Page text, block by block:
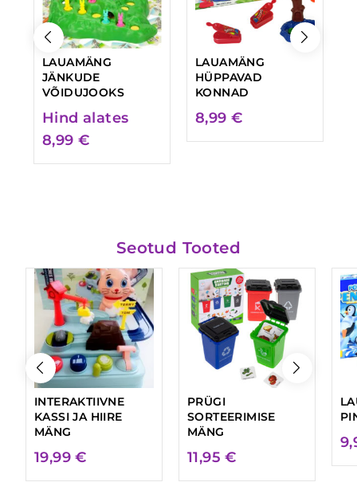
LAUAMÄNG
JÄNKUDE
VÕIDUJOOKS
Hind alates
8,99 €
LAUAMÄNG
HÜPPAVAD
KONNAD
8,99 €
Seotud Tooted
INTERAKTIIVNE
KASSI JA HIIRE
MÄNG
19,99€
PRÜGI
SORTEERIMISE
MÄNG
11,95€